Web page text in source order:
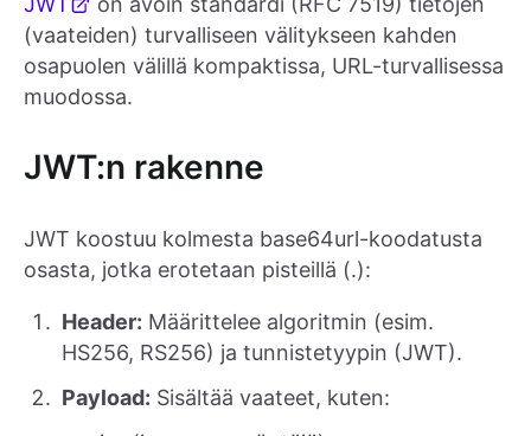
(vaateiden) turvalliseen välitykseen kahden
osapuolen välillä kompaktissa, URL-turvallisessa
muodossa.
JWT:n rakenne
JWT koostuu kolmesta base64url-koodatusta
osasta, jotka erotetaan pisteillä (.):
Header: Määrittelee algoritmin (esim.
HS256, RS256) ja tunnistetyypin (JWT).
Payload: Sisältää vaateet, kuten: